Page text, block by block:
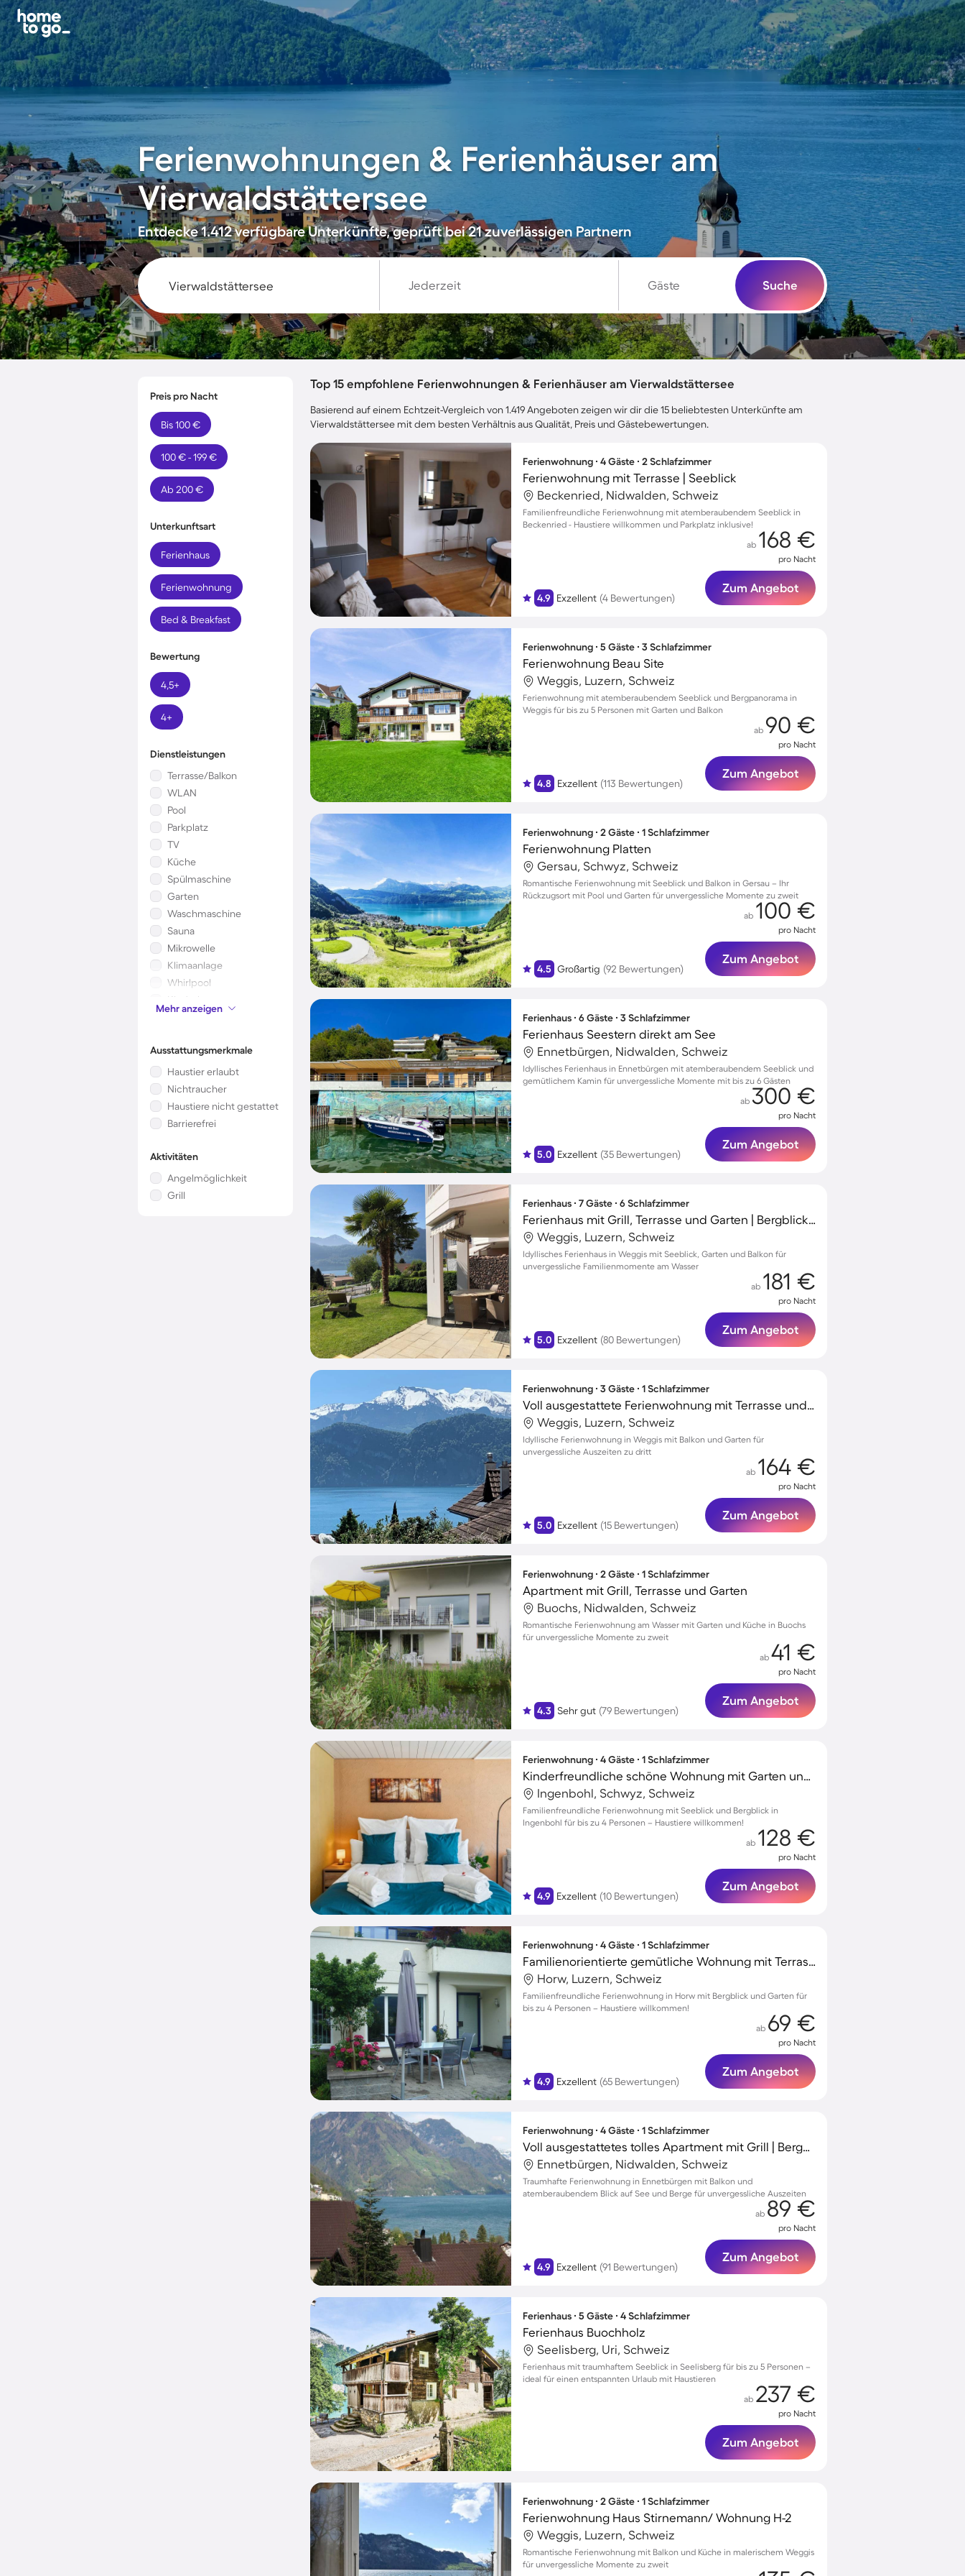
Ferienwohnungen & Ferienhäuser am
Vierwaldstättersee
Entdecke 1.412 verfügbare Unterkünfte, geprüft bei 21 zuverlässigen Partnern
Jederzeit Gäste Suche
Preis pro Nacht
Bis 100 €
100 € - 199 €
Ab 200 €
Unterkunftsart
Ferienhaus
Ferienwohnung
Bed & Breakfast
Bewertung
4,5+
4+
Dienstleistungen
Terrasse/Balkon
WLAN
Pool
Parkplatz
TV
Küche
Spülmaschine
Garten
Waschmaschine
Sauna
Mikrowelle
Klimaanlage
Whirlpool
Kinderbett
Kamin/Ofen
Mehr anzeigen
Ausstattungsmerkmale
Haustier erlaubt
Nichtraucher
Haustiere nicht gestattet
Barrierefrei
Aktivitäten
Angelmöglichkeit
Grill
Top 15 empfohlene Ferienwohnungen & Ferienhäuser am Vierwaldstättersee
Basierend auf einem Echtzeit-Vergleich von 1.419 Angeboten zeigen wir dir die 15 beliebtesten Unterkünfte am
Vierwaldstättersee mit dem besten Verhältnis aus Qualität, Preis und Gästebewertungen.
Ferienwohnung ∙ 4 Gäste ∙ 2 Schlafzimmer
Ferienwohnung mit Terrasse | Seeblick
Beckenried, Nidwalden, Schweiz
Familienfreundliche Ferienwohnung mit atemberaubendem Seeblick in
Beckenried - Haustiere willkommen und Parkplatz inklusive!
4.9 Exzellent (4 Bewertungen)
ab 168 €
pro Nacht
Zum Angebot
Ferienwohnung ∙ 5 Gäste ∙ 3 Schlafzimmer
Ferienwohnung Beau Site
Weggis, Luzern, Schweiz
Ferienwohnung mit atemberaubendem Seeblick und Bergpanorama in
Weggis für bis zu 5 Personen mit Garten und Balkon
4.8 Exzellent (113 Bewertungen)
ab 90 €
pro Nacht
Zum Angebot
Ferienwohnung ∙ 2 Gäste ∙ 1 Schlafzimmer
Ferienwohnung Platten
Gersau, Schwyz, Schweiz
Romantische Ferienwohnung mit Seeblick und Balkon in Gersau – Ihr
Rückzugsort mit Pool und Garten für unvergessliche Momente zu zweit
4.5 Großartig (92 Bewertungen)
ab 100 €
pro Nacht
Zum Angebot
Ferienhaus ∙ 6 Gäste ∙ 3 Schlafzimmer
Ferienhaus Seestern direkt am See
Ennetbürgen, Nidwalden, Schweiz
Idyllisches Ferienhaus in Ennetbürgen mit atemberaubendem Seeblick und
gemütlichem Kamin für unvergessliche Momente mit bis zu 6 Gästen
5.0 Exzellent (35 Bewertungen)
ab 300 €
pro Nacht
Zum Angebot
Ferienhaus ∙ 7 Gäste ∙ 6 Schlafzimmer
Ferienhaus mit Grill, Terrasse und Garten | Bergblick | Ideal für Homeoffice
Weggis, Luzern, Schweiz
Idyllisches Ferienhaus in Weggis mit Seeblick, Garten und Balkon für
unvergessliche Familienmomente am Wasser
5.0 Exzellent (80 Bewertungen)
ab 181 €
pro Nacht
Zum Angebot
Ferienwohnung ∙ 3 Gäste ∙ 1 Schlafzimmer
Voll ausgestattete Ferienwohnung mit Terrasse und Garten
Weggis, Luzern, Schweiz
Idyllische Ferienwohnung in Weggis mit Balkon und Garten für
unvergessliche Auszeiten zu dritt
5.0 Exzellent (15 Bewertungen)
ab 164 €
pro Nacht
Zum Angebot
Ferienwohnung ∙ 2 Gäste ∙ 1 Schlafzimmer
Apartment mit Grill, Terrasse und Garten
Buochs, Nidwalden, Schweiz
Romantische Ferienwohnung am Wasser mit Garten und Küche in Buochs
für unvergessliche Momente zu zweit
4.3 Sehr gut (79 Bewertungen)
ab 41 €
pro Nacht
Zum Angebot
Ferienwohnung ∙ 4 Gäste ∙ 1 Schlafzimmer
Kinderfreundliche schöne Wohnung mit Garten und Terrasse | Seeblick | Haustiere erlaubt
Ingenbohl, Schwyz, Schweiz
Familienfreundliche Ferienwohnung mit Seeblick und Bergblick in
Ingenbohl für bis zu 4 Personen – Haustiere willkommen!
4.9 Exzellent (10 Bewertungen)
ab 128 €
pro Nacht
Zum Angebot
Ferienwohnung ∙ 4 Gäste ∙ 1 Schlafzimmer
Familienorientierte gemütliche Wohnung mit Terrasse und Garten | Bergblick | Ideal für Homeoffice | Haustiere erlaubt
Horw, Luzern, Schweiz
Familienfreundliche Ferienwohnung in Horw mit Bergblick und Garten für
bis zu 4 Personen – Haustiere willkommen!
4.9 Exzellent (65 Bewertungen)
ab 69 €
pro Nacht
Zum Angebot
Ferienwohnung ∙ 4 Gäste ∙ 1 Schlafzimmer
Voll ausgestattetes tolles Apartment mit Grill | Bergblick
Ennetbürgen, Nidwalden, Schweiz
Traumhafte Ferienwohnung in Ennetbürgen mit Balkon und
atemberaubendem Blick auf See und Berge für unvergessliche Auszeiten
4.9 Exzellent (91 Bewertungen)
ab 89 €
pro Nacht
Zum Angebot
Ferienhaus ∙ 5 Gäste ∙ 4 Schlafzimmer
Ferienhaus Buochholz
Seelisberg, Uri, Schweiz
Ferienhaus mit traumhaftem Seeblick in Seelisberg für bis zu 5 Personen –
ideal für einen entspannten Urlaub mit Haustieren
ab 237 €
pro Nacht
Zum Angebot
Ferienwohnung ∙ 2 Gäste ∙ 1 Schlafzimmer
Ferienwohnung Haus Stirnemann/ Wohnung H-2
Weggis, Luzern, Schweiz
Romantische Ferienwohnung mit Balkon und Küche in malerischem Weggis
für unvergessliche Momente zu zweit